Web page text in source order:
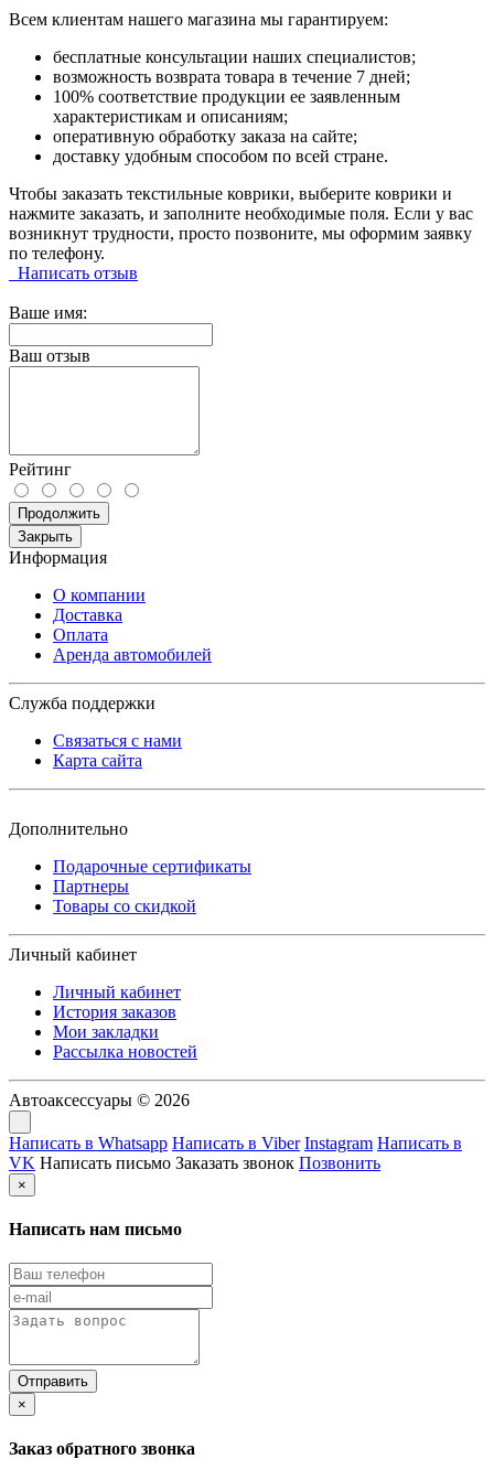
Всем клиентам нашего магазина мы гарантируем:
бесплатные консультации наших специалистов;
возможность возврата товара в течение 7 дней;
100% соответствие продукции ее заявленным
характеристикам и описаниям;
оперативную обработку заказа на сайте;
доставку удобным способом по всей стране.
Чтобы заказать текстильные коврики, выберите коврики и
нажмите заказать, и заполните необходимые поля. Если у вас
возникнут трудности, просто позвоните, мы оформим заявку
по телефону.
Написать отзыв
Ваше имя:
Ваш отзыв
Рейтинг
Продолжить
Закрыть
Информация
О компании
Доставка
Оплата
Аренда автомобилей
Служба поддержки
Связаться с нами
Карта сайта
Дополнительно
Подарочные сертификаты
Партнеры
Товары со скидкой
Личный кабинет
Личный кабинет
История заказов
Мои закладки
Рассылка новостей
Автоаксессуары © 2026
Написать в Whatsapp Написать в Viber Instagram Написать в
VK Написать письмо Заказать звонок Позвонить
×
Написать нам письмо
×
Заказ обратного звонка